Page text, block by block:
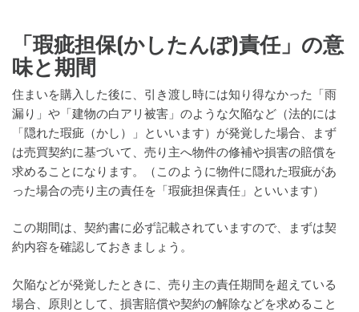
「瑕疵担保(かしたんぽ)責任」の意
味と期間
住まいを購入した後に、引き渡し時には知り得なかった「雨
漏り」や「建物の白アリ被害」のような欠陥など（法的には
「隠れた瑕疵（かし）」といいます）が発覚した場合、まず
は売買契約に基づいて、売り主へ物件の修補や損害の賠償を
求めることになります。（このように物件に隠れた瑕疵があ
った場合の売り主の責任を「瑕疵担保責任」といいます）
この期間は、契約書に必ず記載されていますので、まずは契
約内容を確認しておきましょう。
欠陥などが発覚したときに、売り主の責任期間を超えている
場合、原則として、損害賠償や契約の解除などを求めること